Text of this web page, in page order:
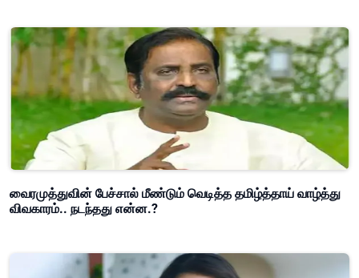
வைரமுத்துவின் பேச்சால் மீண்டும் வெடித்த தமிழ்த்தாய் வாழ்த்து
விவகாரம்.. நடந்தது என்ன.?